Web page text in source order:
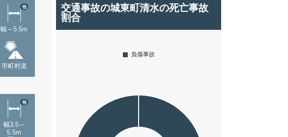
幅～5.5m
他
市町村道
幅3.5～
5.5m
他
交通事故の城東町清水の死亡事故
割合